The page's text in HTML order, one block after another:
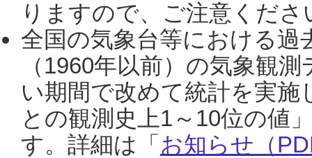
りますので、ご注意くだ
全国の気象台等における過
（1960年以前）の気象観
い期間で改めて統計を実
との観測史上1～10位の値
す。詳細は「 お知らせ（